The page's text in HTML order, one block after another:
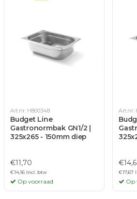
Art.nr. H800348
Budget Line
Gastronormbak GN1/2 |
325x265 - 150mm diep
€11,70
€14,16 Incl. btw
Op voorraad
Art.nr.
€17,67
Op